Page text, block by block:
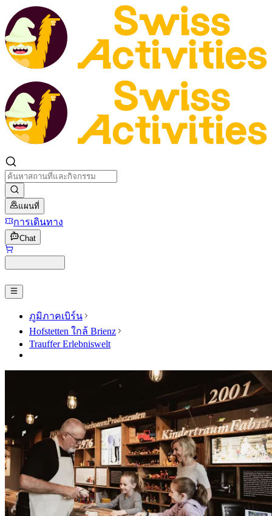
แผนที่
การเดินทาง
Chat
ภูมิภาคเบิร์น
Hofstetten ใกล้ Brienz
Trauffer Erlebniswelt